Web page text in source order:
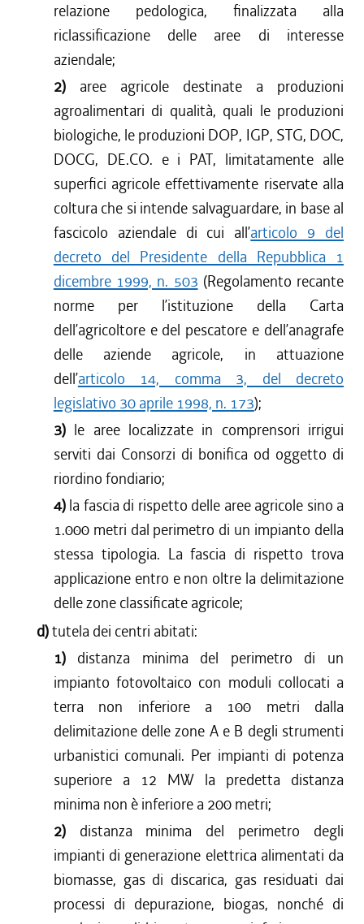
relazione pedologica, finalizzata alla
riclassificazione delle aree di interesse
aziendale;
2) aree agricole destinate a produzioni
agroalimentari di qualità, quali le produzioni
biologiche, le produzioni DOP, IGP, STG, DOC,
DOCG, DE.CO. e i PAT, limitatamente alle
superfici agricole effettivamente riservate alla
coltura che si intende salvaguardare, in base al
fascicolo aziendale di cui all’articolo 9 del
decreto del Presidente della Repubblica 1
dicembre 1999, n. 503 (Regolamento recante
norme per l’istituzione della Carta
dell’agricoltore e del pescatore e dell’anagrafe
delle aziende agricole, in attuazione
dell’articolo 14, comma 3, del decreto
legislativo 30 aprile 1998, n. 173);
3) le aree localizzate in comprensori irrigui
serviti dai Consorzi di bonifica od oggetto di
riordino fondiario;
4) la fascia di rispetto delle aree agricole sino a
1.000 metri dal perimetro di un impianto della
stessa tipologia. La fascia di rispetto trova
applicazione entro e non oltre la delimitazione
delle zone classificate agricole;
d)tutela dei centri abitati:
1) distanza minima del perimetro di un
impianto fotovoltaico con moduli collocati a
terra non inferiore a 100 metri dalla
delimitazione delle zone A e B degli strumenti
urbanistici comunali. Per impianti di potenza
superiore a 12 MW la predetta distanza
minima non è inferiore a 200 metri;
2) distanza minima del perimetro degli
impianti di generazione elettrica alimentati da
biomasse, gas di discarica, gas residuati dai
processi di depurazione, biogas, nonché di